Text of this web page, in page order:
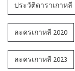
ประวัติดาราเกาหลี
ละครเกาหลี 2020
ละครเกาหลี 2023